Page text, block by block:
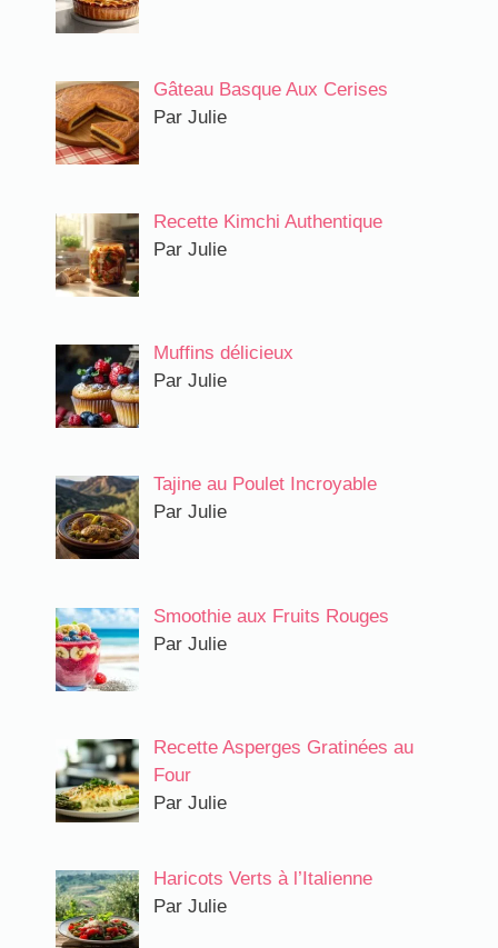
Gâteau Basque Aux Cerises​
Par Julie
Recette Kimchi Authentique
Par Julie
Muffins délicieux
Par Julie
Tajine au Poulet Incroyable
Par Julie
Smoothie aux Fruits Rouges
Par Julie
Recette Asperges Gratinées au
Four
Par Julie
Haricots Verts à l’Italienne
Par Julie